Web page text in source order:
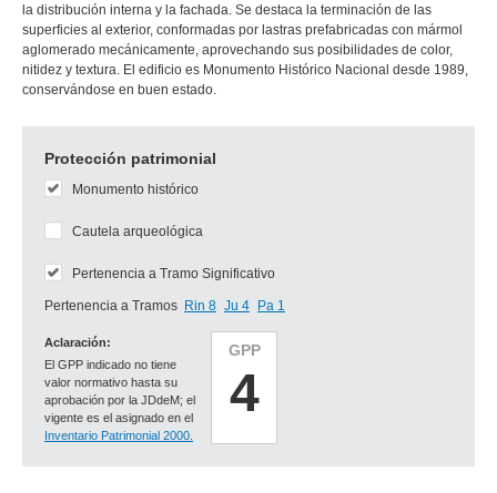
la distribución interna y la fachada. Se destaca la terminación de las
superficies al exterior, conformadas por lastras prefabricadas con mármol
aglomerado mecánicamente, aprovechando sus posibilidades de color,
nitidez y textura. El edificio es Monumento Histórico Nacional desde 1989,
conservándose en buen estado.
Protección patrimonial
GPP
4
Aclaración:
El GPP indicado no tiene
valor normativo hasta su
aprobación por la JDdeM; el
vigente es el asignado en el
Inventario Patrimonial 2000.
Monumento histórico
Cautela arqueológica
Pertenencia a Tramo Significativo
Pertenencia a Tramos Rin 8 Ju 4 Pa 1